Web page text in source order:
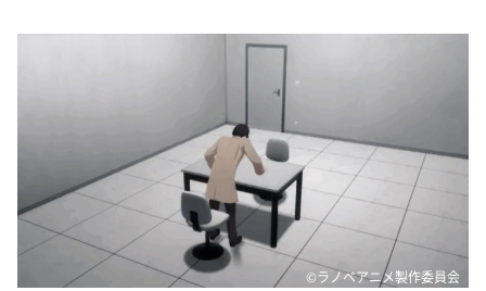
©ラノベアニメ製作委員会